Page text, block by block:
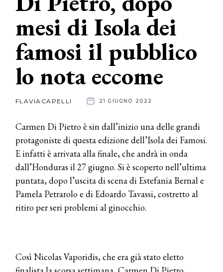
News
dalle
aziende
mesi di Isola dei
famosi il pubblico
lo nota eccome
FLAVIACAPELLI 21 GIUGNO 2022
Carmen Di Pietro è sin dall’inizio una delle grandi
protagoniste di questa edizione dell’Isola dei Famosi.
E infatti è arrivata alla finale, che andrà in onda
dall’Honduras il 27 giugno. Si è scoperto nell’ultima
puntata, dopo l’uscita di scena di Estefania Bernal e
Pamela Petrarolo e di Edoardo Tavassi, costretto al
ritiro per seri problemi al ginocchio.
Così Nicolas Vaporidis, che era già stato eletto